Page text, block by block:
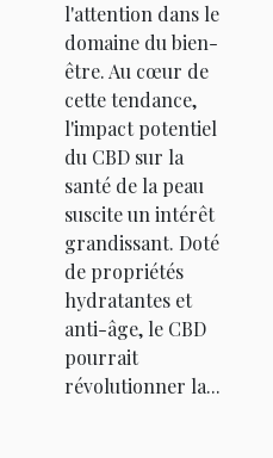
l'attention dans le
domaine du bien-
être. Au cœur de
cette tendance,
l'impact potentiel
du CBD sur la
santé de la peau
suscite un intérêt
grandissant. Doté
de propriétés
hydratantes et
anti-âge, le CBD
pourrait
révolutionner la...